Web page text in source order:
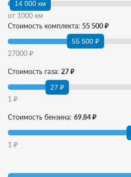
14 000 км
от 1000 км
Стоимость комплекта: 55 500 ₽
55 500 ₽
27000 ₽
Стоимость газа: 27 ₽
27 ₽
1 ₽
Стоимость бензина: 69.84 ₽
1 ₽